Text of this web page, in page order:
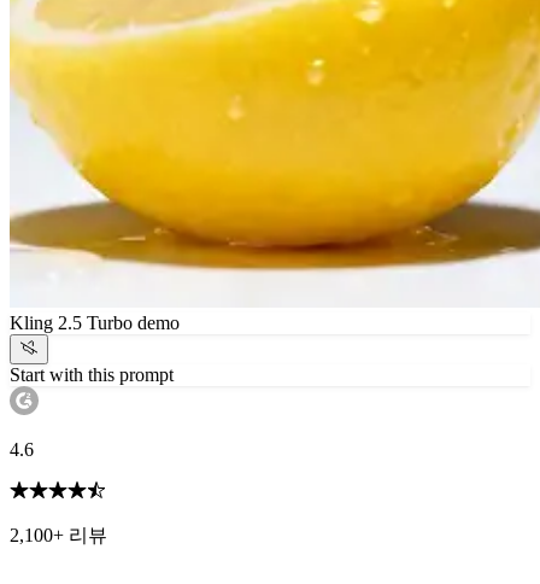
Kling 2.5 Turbo demo
Start with this prompt
4.6
2,100+ 리뷰